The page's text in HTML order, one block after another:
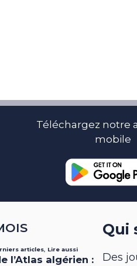
Téléchargez notre
mobile
Qui
Des